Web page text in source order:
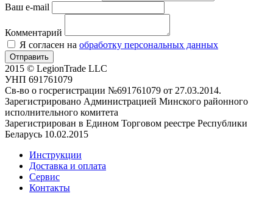
Ваш e-mail
Комментарий
Я согласен на обработку персональных данных
Отправить
2015 © LegionTrade LLC
УНП 691761079
Св-во о госрегистрации №691761079 от 27.03.2014.
Зарегистрировано Администрацией Минского районного
исполнительного комитета
Зарегистрирован в Едином Торговом реестре Республики
Беларусь 10.02.2015
Инструкции
Доставка и оплата
Сервис
Контакты